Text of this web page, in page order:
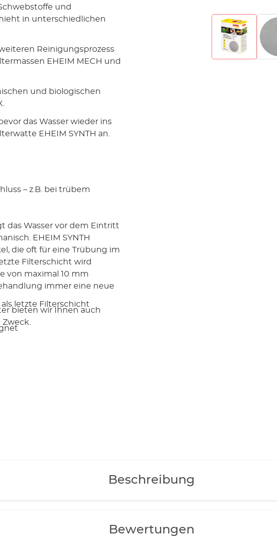
und
in unterschiedlichen
Reinigungsprozess
EHEIM MECH und
und biologischen
das Wasser wieder ins
EHEIM SYNTH an.
– z.B. bei trübem
das Wasser vor dem Eintritt
EHEIM SYNTH
die oft für eine Trübung im
Filterschicht wird
von maximal 10 mm
immer eine neue
bieten wir Ihnen auch
als letzte Filterschicht
Beschreibung
Bewertungen